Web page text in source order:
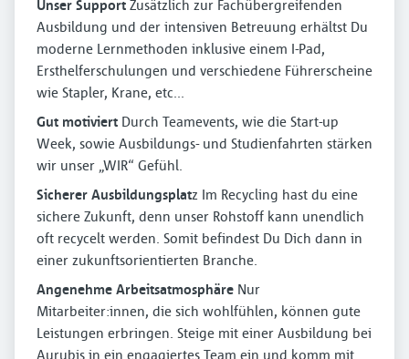
Unser Support Zusätzlich zur Fachübergreifenden
Ausbildung und der intensiven Betreuung erhältst Du
moderne Lernmethoden inklusive einem I-Pad,
Ersthelferschulungen und verschiedene Führerscheine
wie Stapler, Krane, etc...
Gut motiviert Durch Teamevents, wie die Start-up
Week, sowie Ausbildungs- und Studienfahrten stärken
wir unser „WIR“ Gefühl.
Sicherer Ausbildungsplatz Im Recycling hast du eine
sichere Zukunft, denn unser Rohstoff kann unendlich
oft recycelt werden. Somit befindest Du Dich dann in
einer zukunftsorientierten Branche.
Angenehme Arbeitsatmosphäre Nur
Mitarbeiter:innen, die sich wohlfühlen, können gute
Leistungen erbringen. Steige mit einer Ausbildung bei
Aurubis in ein engagiertes Team ein und komm mit